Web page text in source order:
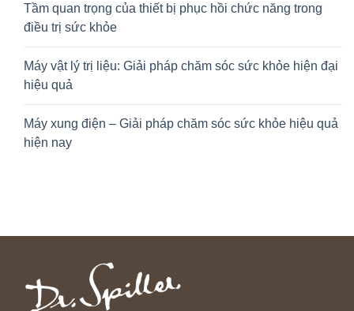
Tầm quan trọng của thiết bị phục hồi chức năng trong
điều trị sức khỏe
Máy vật lý trị liệu: Giải pháp chăm sóc sức khỏe hiện đại
hiệu quả
Máy xung điện – Giải pháp chăm sóc sức khỏe hiệu quả
hiện nay